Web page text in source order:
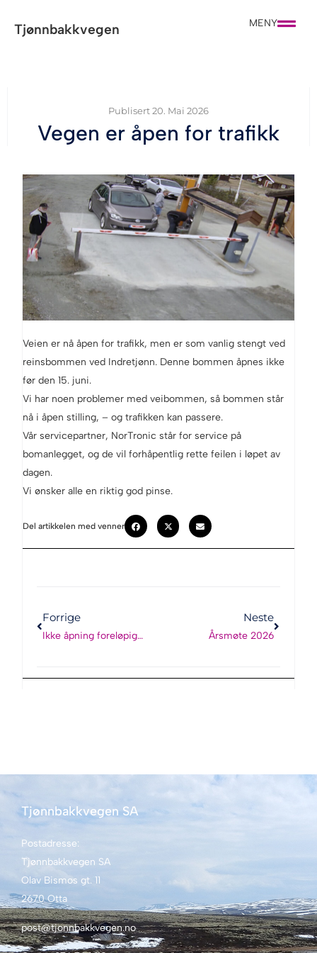
Tjønnbakkvegen MENY
Publisert 20. Mai 2026
Vegen er åpen for trafikk
Veien er nå åpen for trafikk, men er som vanlig stengt ved
reinsbommen ved Indretjønn. Denne bommen åpnes ikke
før den 15. juni.
Vi har noen problemer med veibommen, så bommen står
nå i åpen stilling, – og trafikken kan passere.
Vår servicepartner, NorTronic står for service på
bomanlegget, og de vil forhåpentlig rette feilen i løpet av
dagen.
Vi ønsker alle en riktig god pinse.
Del artikkelen med venner
Forrige
Ikke åpning foreløpig…
Neste
Årsmøte 2026
Tjønnbakkvegen SA
Postadresse:
Tjønnbakkvegen SA
Olav Bismos gt. 11
2670 Otta
post@tjonnbakkvegen.no